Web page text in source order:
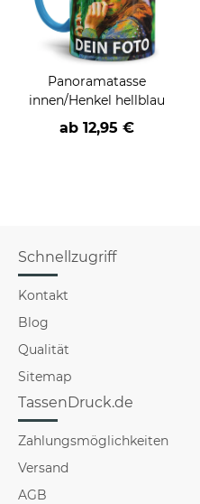
Panoramatasse
innen/Henkel hellblau
ab 12,95 €
Schnellzugriff
Kontakt
Blog
Qualität
Sitemap
TassenDruck.de
Zahlungsmöglichkeiten
Versand
AGB